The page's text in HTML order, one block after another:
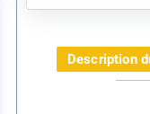
Description